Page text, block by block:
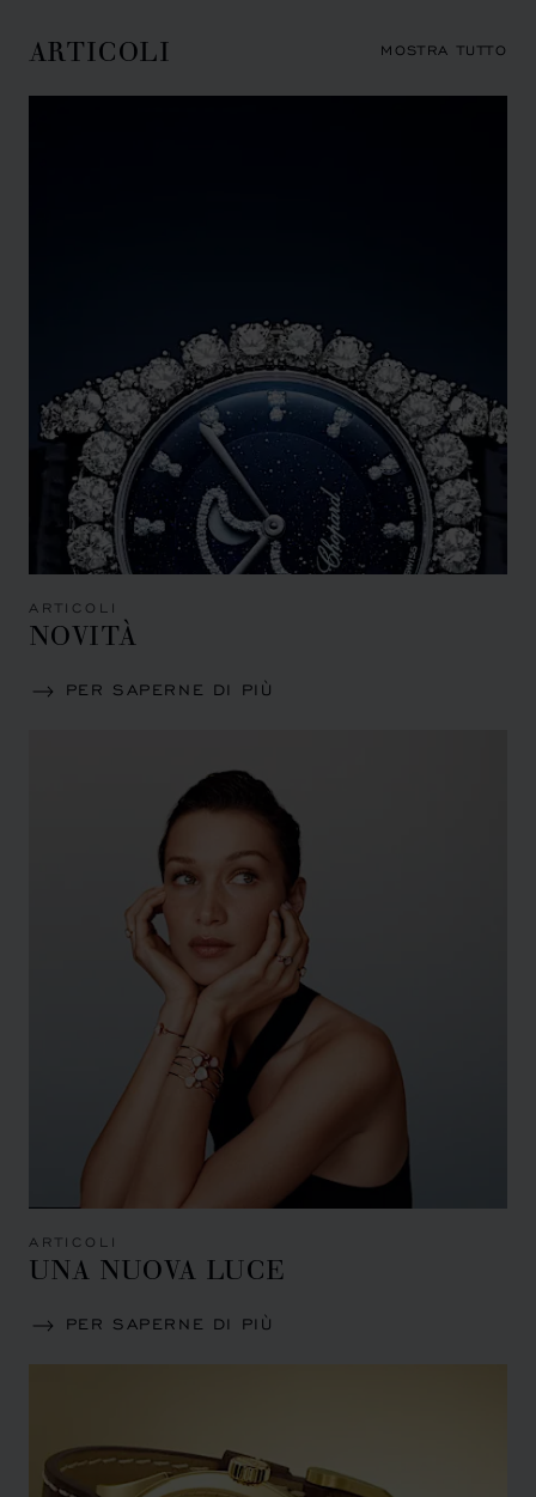
ARTICOLI MOSTRA TUTTO
ARTICOLI
NOVITÀ
PER SAPERNE DI PIÙ
ARTICOLI
UNA NUOVA LUCE
PER SAPERNE DI PIÙ